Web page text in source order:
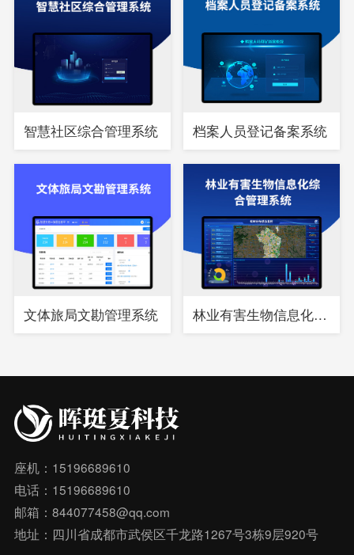
智慧社区综合管理系统 档案人员登记备案系统
文体旅局文勘管理系统 林业有害生物信息化综合管理系统
座机：15196689610
电话：15196689610
邮箱：844077458@qq.com
地址：四川省成都市武侯区千龙路1267号3栋9层920号